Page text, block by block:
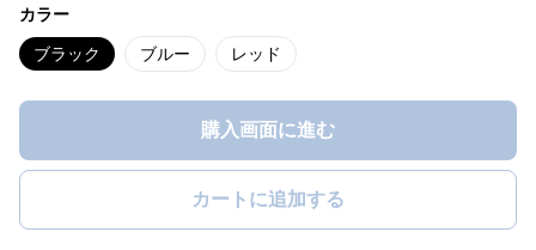
カラー
ブラック ブルー レッド
購入画面に進む
カートに追加する